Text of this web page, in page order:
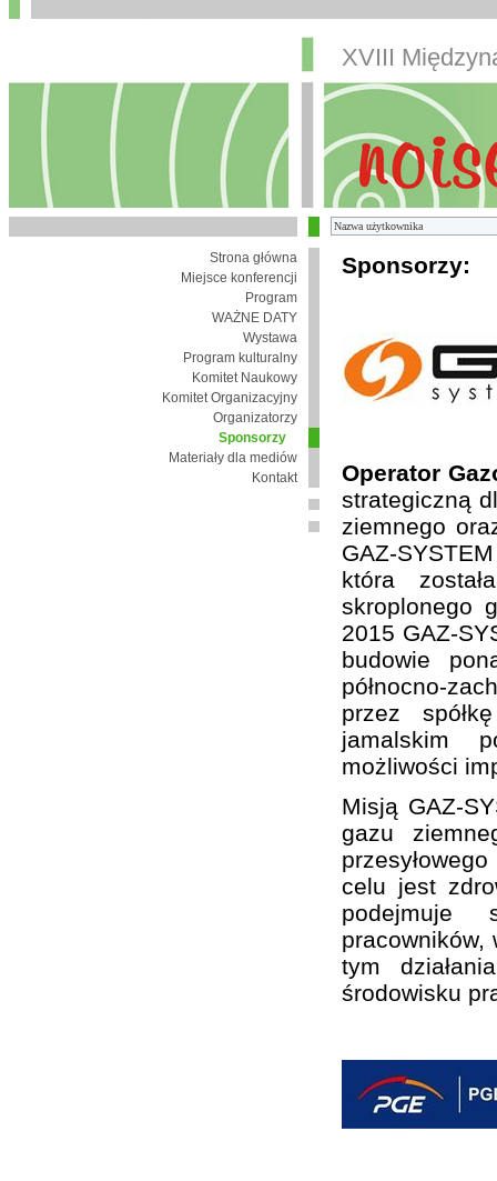
XVIII
Strona główna
Miejsce konferencji
Program
WAŻNE DATY
Wystawa
Program kulturalny
Komitet Naukowy
Komitet Organizacyjny
Organizatorzy
Sponsorzy
Materiały dla mediów
Kontakt
Sponsorzy:
Operator
strategiczną
ziemnego
GAZ-
która
skroplonego
2015 GAZ-
budowie
północno-
przez
jamalskim
możliwości
Misją GAZ-
gazu
celu jest
podejmuje
pracowników,
tym
środowisku